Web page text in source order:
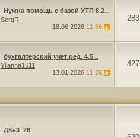
Нужна помощь с базой УТП 8.2...
SergR
18.06.2026 11:36
283
бухгалтерский учет ред. 4.5...
Ylianna1611
13.01.2026 11:26
427
ДК#3_26